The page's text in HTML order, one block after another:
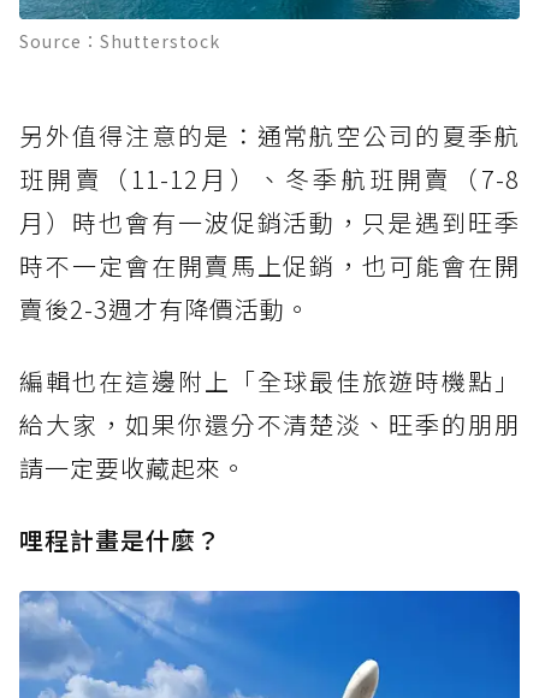
Source：Shutterstock
另外值得注意的是：通常航空公司的夏季航
班開賣（11-12月）、冬季航班開賣（7-8
月）時也會有一波促銷活動，只是遇到旺季
時不一定會在開賣馬上促銷，也可能會在開
賣後2-3週才有降價活動。
編輯也在這邊附上「全球最佳旅遊時機點」
給大家，如果你還分不清楚淡、旺季的朋朋
請一定要收藏起來。
哩程計畫是什麼？